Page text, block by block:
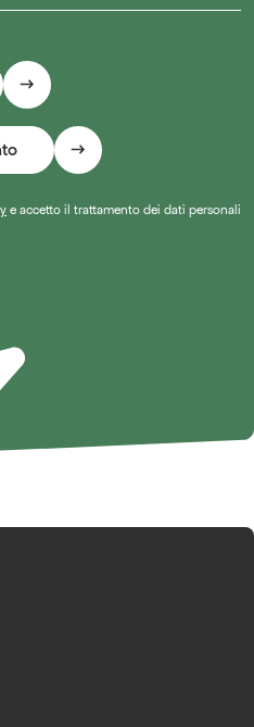
e accetto il trattamento dei dati personali